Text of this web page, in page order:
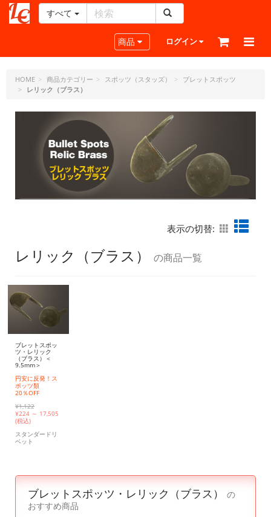
ー
ラ
フ
ピ
すべて
Toggle navigation
商品 ログイン
HOME 商品カテゴリー スポッツ（スタッズ）
ブレットスポッツ
レリック（ブラス）
表示の切替:
レリック（ブラス） の商品一覧
ブレットスポッ
ツ・レリック
（ブラス）＜
9.5mm＞
円安に反発！ス
ポッツ類
20％OFF
¥1,122
¥224 ～ 17,505
(税込)
スタンダードリ
ベット
ブレットスポッツ・レリック（ブラス）
の
おすすめ商品